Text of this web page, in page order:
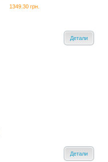
1349.30 грн.
Детали
Детали